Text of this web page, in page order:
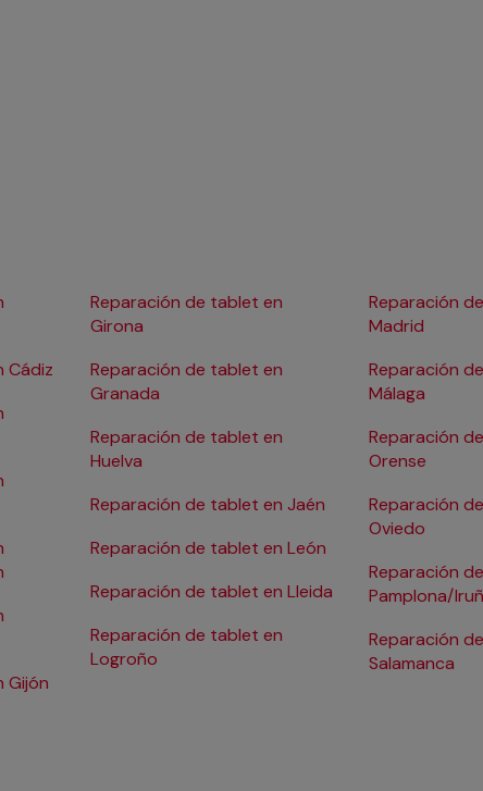
Cádiz
Gijón
Reparación de tablet en
Girona
Reparación de tablet en
Granada
Reparación de tablet en
Huelva
Reparación de tablet en Jaén
Reparación de tablet en León
Reparación de tablet en Lleida
Reparación de tablet en
Logroño
Reparación
Madrid
Reparación
Málaga
Reparación
Orense
Reparación
Oviedo
Reparación
Pamplona/
Reparación
Salamanca